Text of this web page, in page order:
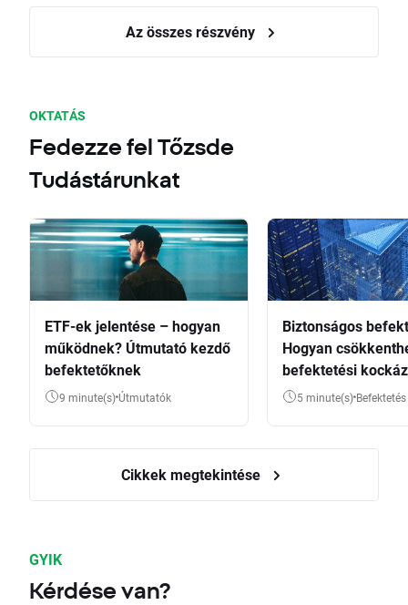
Az összes részvény
OKTATÁS
Fedezze fel Tőzsde
Tudástárunkat
ETF-ek jelentése – hogyan
működnek? Útmutató kezdő
befektetőknek
9 minute(s) Útmutatók
Biztonságos
Hogyan
befektetési
5 minute(s) Befektetés
Cikkek megtekintése
GYIK
Kérdése van?